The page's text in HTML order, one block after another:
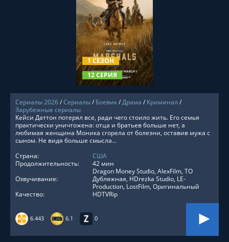
1 СЕЗОН
12 СЕРИЯ
СМОТРЕТЬ ОНЛАЙН
Сериалы 2026/Сериалы/ Боевик/Драма / Криминал /
Зарубежные сериалы
6.443 6.1 0
Кейси Даттон потерял все, ради чего стоило жить. Его семья
практически уничтожена: отца и братьев больше нет, а
любимая женщина Моника сгорела от болезни, оставив мужа с
сыном. Не видя больше смысла...
Страна:
США
Продолжительность:
42 мин
Озвучивание:
Dragon Money Studio, AlexFilm, ТО
Дубляжная, HDrezka Studio, LE-
Production, LostFilm, Оригинальный
Качество:
HDTVRip